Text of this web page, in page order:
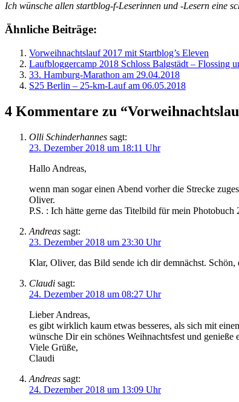
Ich wünsche allen startblog-f-Leserinnen und -Lesern eine
Ähnliche Beiträge:
Vorweihnachtslauf 2017 mit Startblog’s Eleven
Laufbloggercamp 2018 Schloss Balgstädt – Flossing
33. Hamburg-Marathon am 29.04.2018
S25 Berlin – 25-km-Lauf am 06.05.2018
4 Kommentare zu
Olli Schinderhannes sagt:
23. Dezember 2018 um 18:11 Uhr
Hallo Andreas,
wenn man sogar einen Abend vorher die Strecke
Oliver.
P.S. : Ich hätte gerne das Titelbild für mein Photobuch
Andreas sagt:
23. Dezember 2018 um 23:30 Uhr
Klar, Oliver, das Bild sende ich dir demnächst. Schön,
Claudi sagt:
24. Dezember 2018 um 08:27 Uhr
Lieber Andreas,
es gibt wirklich kaum etwas besseres, als sich mit
wünsche Dir ein schönes Weihnachtsfest und genieße
Viele Grüße,
Claudi
Andreas sagt:
24. Dezember 2018 um 13:09 Uhr